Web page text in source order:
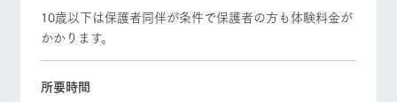
よくあるご質問
お客様へ
10歳以下は保護者同伴が条件で保護者の方も体験料金が
かかります。
所要時間